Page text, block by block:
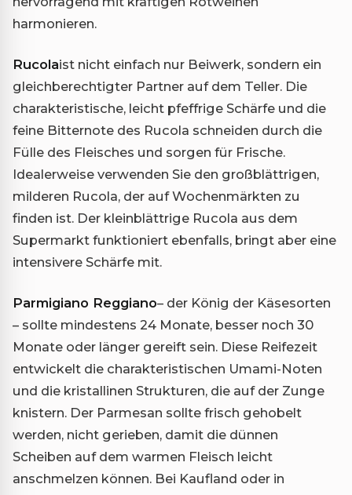
harmonieren.
Rucolaist nicht einfach nur Beiwerk, sondern ein
gleichberechtigter Partner auf dem Teller. Die
charakteristische, leicht pfeffrige Schärfe und die
feine Bitternote des Rucola schneiden durch die
Fülle des Fleisches und sorgen für Frische.
Idealerweise verwenden Sie den großblättrigen,
milderen Rucola, der auf Wochenmärkten zu
finden ist. Der kleinblättrige Rucola aus dem
Supermarkt funktioniert ebenfalls, bringt aber eine
intensivere Schärfe mit.
Parmigiano Reggiano– der König der Käsesorten
– sollte mindestens 24 Monate, besser noch 30
Monate oder länger gereift sein. Diese Reifezeit
entwickelt die charakteristischen Umami-Noten
und die kristallinen Strukturen, die auf der Zunge
knistern. Der Parmesan sollte frisch gehobelt
werden, nicht gerieben, damit die dünnen
Scheiben auf dem warmen Fleisch leicht
anschmelzen können. Bei Kaufland oder in